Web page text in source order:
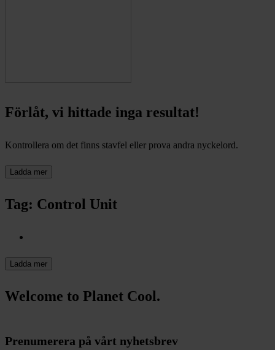
Förlåt, vi hittade inga resultat!
Kontrollera om det finns stavfel eller prova andra nyckelord.
Ladda mer
Tag: Control Unit
Ladda mer
Welcome to Planet Cool.
Prenumerera på vårt nyhetsbrev